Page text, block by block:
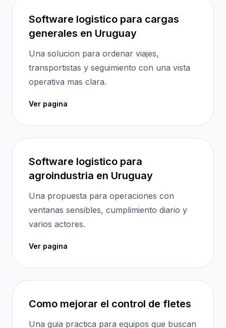
Software logistico para cargas
generales en Uruguay
Una solucion para ordenar viajes,
transportistas y seguimiento con una vista
operativa mas clara.
Ver pagina
Software logistico para
agroindustria en Uruguay
Una propuesta para operaciones con
ventanas sensibles, cumplimiento diario y
varios actores.
Ver pagina
Como mejorar el control de fletes
Una guia practica para equipos que buscan